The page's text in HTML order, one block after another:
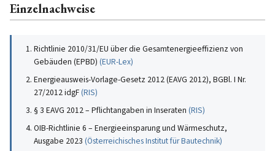
Einzelnachweise
Richtlinie 2010/31/EU über die Gesamtenergieeffizienz von
Gebäuden (EPBD) (EUR-Lex)
Energieausweis-Vorlage-Gesetz 2012 (EAVG 2012), BGBl. I Nr.
27/2012 idgF(RIS)
§ 3 EAVG 2012 – Pflichtangaben in Inseraten (RIS)
OIB-Richtlinie 6 – Energieeinsparung und Wärmeschutz,
Ausgabe 2023 (Österreichisches Institut für Bautechnik)